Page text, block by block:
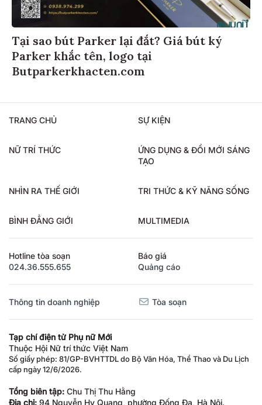
Tại sao bút Parker lại đắt? Giá bút ký
Parker khắc tên, logo tại
Butparkerkhacten.com
TRANG CHỦ SỰ KIỆN
NỮ TRÍ THỨC
ỨNG DỤNG & ĐỔI MỚI SÁNG
TẠO
NHÌN RA THẾ GIỚI TRI THỨC & KỸ NĂNG SỐNG
BÌNH ĐẲNG GIỚI MULTIMEDIA
Hotline tòa soạn
024.36.555.655
Báo giá
Quảng cáo
Thông tin doanh nghiệp Tòa soạn
Tạp chí điện tử Phụ nữ Mới
Thuộc Hội Nữ trí thức Việt Nam
Số giấy phép: 81/GP-BVHTTDL do Bộ Văn Hóa, Thể Thao và Du Lịch
cấp ngày 12/6/2026.
Tổng biên tập: Chu Thị Thu Hằng
Địa chỉ: 94 Nguyễn Hy Quang, phường Đống Đa, Hà Nội.